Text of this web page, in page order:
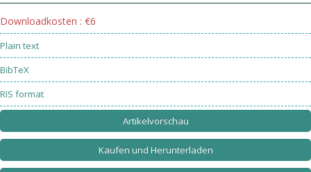
Downloadkosten : €6
Plain text
BibTeX
RIS format
Artikelvorschau
Kaufen und Herunterladen